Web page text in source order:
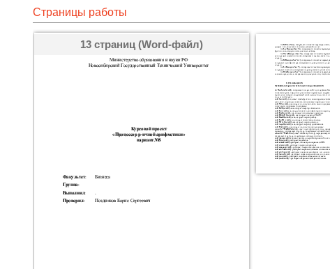
Страницы работы
13 страниц (Word-файл)